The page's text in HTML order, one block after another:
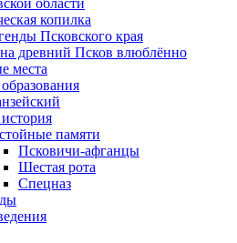
области
копилка
Псковского края
древний Псков влюблённо
места
памяти
Псковичи-афганцы
Шестая рота
Спецназ